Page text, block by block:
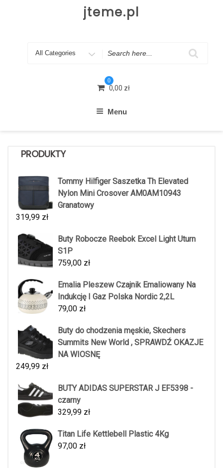
jteme.pl
Search
0
0,00 zł
Menu
PRODUKTY
Tommy Hilfiger Saszetka Th Elevated
Nylon Mini Crosover AM0AM10943
Granatowy
319,99 zł
Buty Robocze Reebok Excel Light Uturn
S1P
759,00 zł
Emalia Pleszew Czajnik Emaliowany Na
Indukcję I Gaz Polska Nordic 2,2L
79,00 zł
Buty do chodzenia męskie, Skechers
Summits New World , SPRAWDŹ OKAZJE
NA WIOSNĘ
249,99 zł
BUTY ADIDAS SUPERSTAR J EF5398 -
czarny
329,99 zł
Titan Life Kettlebell Plastic 4Kg
97,00 zł